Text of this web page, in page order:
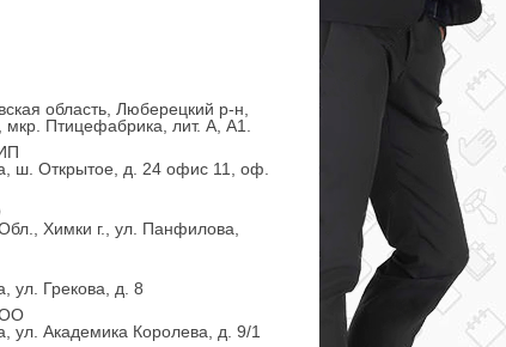
область, Люберецкий р-н,
Птицефабрика, лит. А, А1.
ш. Открытое, д. 24 офис 11, оф.
Химки г., ул. Панфилова,
ул. Грекова, д. 8
ул. Академика Королева, д. 9/1